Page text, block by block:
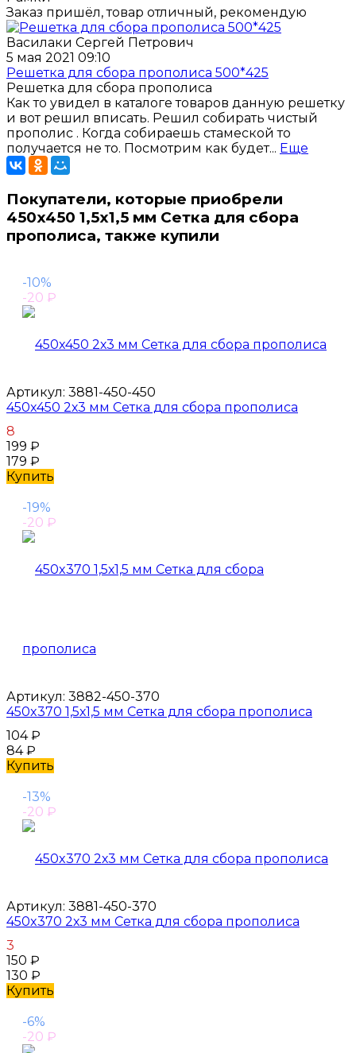
Заказ пришёл, товар отличный, рекомендую
Василаки Сергей Петрович
5 мая 2021 09:10
Решетка для сбора прополиса 500*425
Решетка для сбора прополиса
Как то увидел в каталоге товаров данную решетку
и вот решил вписать. Решил собирать чистый
прополис . Когда собираешь стамеской то
получается не то. Посмотрим как будет... Еще
Покупатели, которые приобрели
450x450 1,5х1,5 мм Сетка для сбора
прополиса, также купили
-10%
-20 ₽
Артикул: 3881-450-450
450x450 2х3 мм Сетка для сбора прополиса
8
199 ₽
179 ₽
Купить
-19%
-20 ₽
Артикул: 3882-450-370
450x370 1,5х1,5 мм Сетка для сбора прополиса
104₽
84₽
Купить
-13%
-20 ₽
Артикул: 3881-450-370
450x370 2х3 мм Сетка для сбора прополиса
3
150 ₽
130 ₽
Купить
-6%
-20 ₽